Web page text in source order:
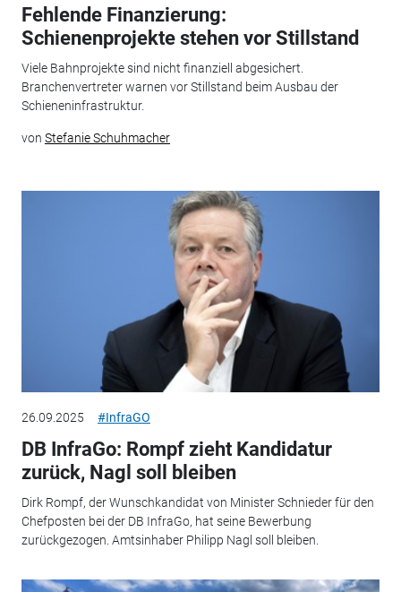
Fehlende Finanzierung:
Schienenprojekte stehen vor Stillstand
Viele Bahnprojekte sind nicht finanziell abgesichert.
Branchenvertreter warnen vor Stillstand beim Ausbau der
Schieneninfrastruktur.
von Stefanie Schuhmacher
26.09.2025 #InfraGO
DB InfraGo: Rompf zieht Kandidatur
zurück, Nagl soll bleiben
Dirk Rompf, der Wunschkandidat von Minister Schnieder für den
Chefposten bei der DB InfraGo, hat seine Bewerbung
zurückgezogen. Amtsinhaber Philipp Nagl soll bleiben.